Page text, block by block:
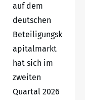
auf dem
deutschen
Beteiligungsk
apitalmarkt
hat sich im
zweiten
Quartal 2026